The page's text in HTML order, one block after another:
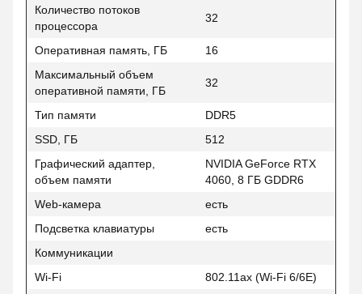
Количество потоков
процессора
32
Оперативная память, ГБ
16
Максимальный объем
оперативной памяти, ГБ
32
Тип памяти
DDR5
SSD, ГБ
512
Графический адаптер,
объем памяти
NVIDIA GeForce RTX
4060, 8 ГБ GDDR6
Web-камера
есть
Подсветка клавиатуры
есть
Коммуникации
Wi-Fi
802.11ax (Wi-Fi 6/6E)